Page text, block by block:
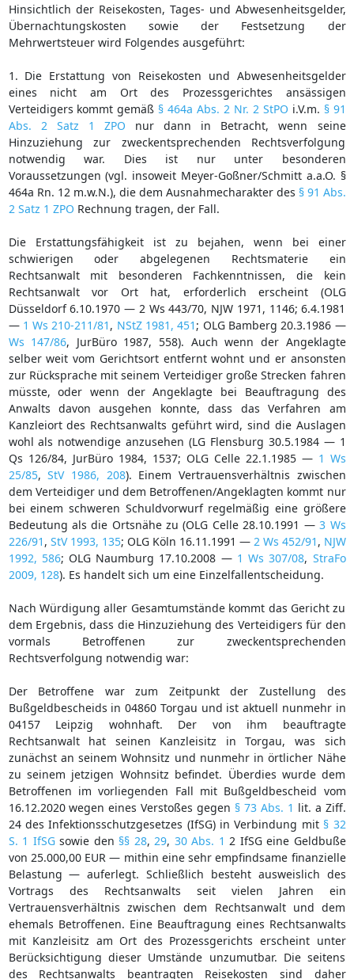
Hinsichtlich der Reisekosten, Tages- und Abwesenheitsgelder,
Übernachtungskosten sowie der Festsetzung der
Mehrwertsteuer wird Folgendes ausgeführt:
1. Die Erstattung von Reisekosten und Abwesenheitsgelder
eines nicht am Ort des Prozessgerichtes ansässigen
Verteidigers kommt gemäß § 464a Abs. 2 Nr. 2 StPO i.V.m. § 91
Abs. 2 Satz 1 ZPO nur dann in Betracht, wenn seine
Hinzuziehung zur zweckentsprechenden Rechtsverfolgung
notwendig war. Dies ist nur unter besonderen
Voraussetzungen (vgl. insoweit Meyer-Goßner/Schmitt a.a.O. §
464a Rn. 12 m.w.N.), die dem Ausnahmecharakter des § 91 Abs.
2 Satz 1 ZPO Rechnung tragen, der Fall.
Die Erstattungsfähigkeit ist zu bejahen, wenn bei einer
schwierigen oder abgelegenen Rechtsmaterie ein
Rechtsanwalt mit besonderen Fachkenntnissen, die kein
Rechtsanwalt vor Ort hat, erforderlich erscheint (OLG
Düsseldorf 6.10.1970 — 2 Ws 443/70, NJW 1971, 1146; 6.4.1981
— 1 Ws 210-211/81 , NStZ 1981, 451 ; OLG Bamberg 20.3.1986 —
Ws 147/86, JurBüro 1987, 558). Auch wenn der Angeklagte
selber weit vom Gerichtsort entfernt wohnt und er ansonsten
zur Rücksprache mit seinem Verteidiger große Strecken fahren
müsste, oder wenn der Angeklagte bei Beauftragung des
Anwalts davon ausgehen konnte, dass das Verfahren am
Kanzleiort des Rechtsanwalts geführt wird, sind die Auslagen
wohl als notwendige anzusehen (LG Flensburg 30.5.1984 — 1
Qs 126/84, JurBüro 1984, 1537; OLG Celle 22.1.1985 — 1 Ws
25/85,StV 1986, 208). Einem Vertrauensverhältnis zwischen
dem Verteidiger und dem Betroffenen/Angeklagten kommt nur
bei einem schweren Schuldvorwurf regelmäßig eine größere
Bedeutung als die Ortsnähe zu (OLG Celle 28.10.1991 —3 Ws
226/91 , StV 1993, 135; OLG Köln 16.11.1991 — 2 Ws 452/91 , NJW
1992, 586; OLG Naumburg 17.10.2008 — 1 Ws 307/08, StraFo
2009, 128). Es handelt sich um eine Einzelfallentscheidung.
Nach Würdigung aller Gesamtumstände kommt das Gericht zu
dem Ergebnis, dass die Hinzuziehung des Verteidigers für den
vormals Betroffenen zur zweckentsprechenden
Rechtsverfolgung notwendig war:
Der Betroffene war zum Zeitpunkt der Zustellung des
Bußgeldbescheids in 04860 Torgau und ist aktuell nunmehr in
04157 Leipzig wohnhaft. Der von ihm beauftragte
Rechtsanwalt hat seinen Kanzleisitz in Torgau, was sich
zunächst an seinem Wohnsitz und nunmehr in örtlicher Nähe
zu seinem jetzigen Wohnsitz befindet. Überdies wurde dem
Betroffenen im vorliegenden Fall mit Bußgeldbescheid vom
16.12.2020 wegen eines Verstoßes gegen § 73 Abs. 1 lit. a Ziff.
24 des Infektionsschutzgesetzes (IfSG) in Verbindung mit § 32
S. 1 IfSGsowie den §§ 28, 29, 30 Abs. 1 2 IfSG eine Geldbuße
von 25.000,00 EUR — mithin eine sehr empfindsame finanzielle
Belastung — auferlegt. Schließlich besteht ausweislich des
Vortrags des Rechtsanwalts seit vielen Jahren ein
Vertrauensverhältnis zwischen dem Rechtsanwalt und dem
ehemals Betroffenen. Eine Beauftragung eines Rechtsanwalts
mit Kanzleisitz am Ort des Prozessgerichts erscheint unter
Berücksichtigung dieser Umstände unzumutbar. Die seitens
des Rechtsanwalts beantragten Reisekosten sind daher